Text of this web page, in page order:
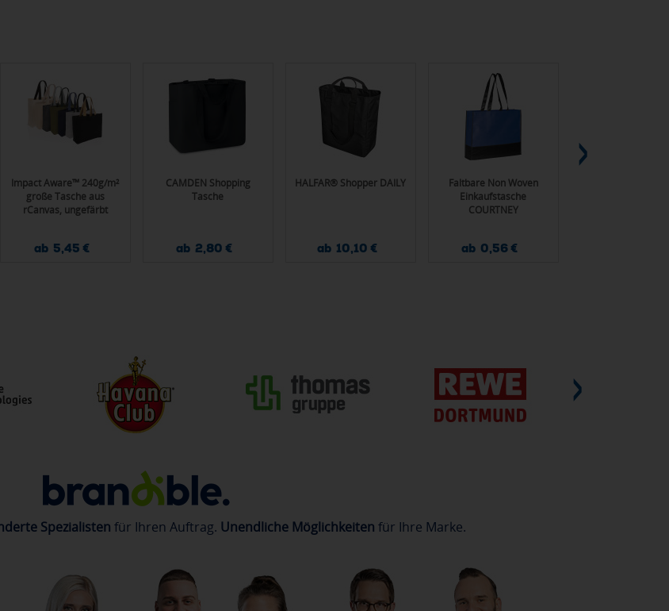
Impact Aware™ 240g/m²
große Tasche aus
rCanvas, ungefärbt
ab 5,45 €
CAMDEN Shopping
Tasche
ab 2,80 €
HALFAR® Shopper DAILY
ab 10,10 €
Faltbare Non Woven
Einkaufstasche
COURTNEY
ab 0,56 €
Spezialisten für Ihren Auftrag. Unendliche Möglichkeiten für Ihre Marke.